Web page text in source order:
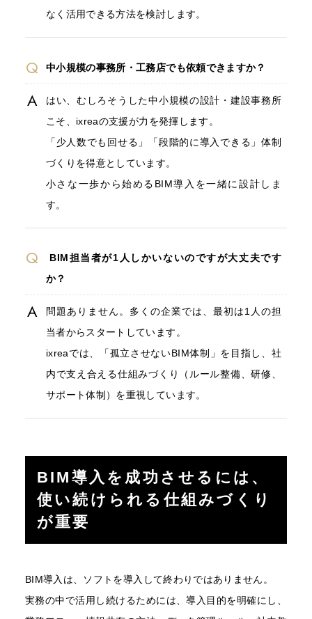
なく活用できる方法を検討します。
中小規模の事務所・工務店でも依頼できますか？
はい、むしろそうした中小規模の設計・建設事務所
こそ、ixreaの支援が力を発揮します。
「少人数でも回せる」「段階的に導入できる」体制
づくりを得意としています。
小さな一歩から始めるBIM導入を一緒に設計しま
す。
BIM担当者が1人しかいないのですが大丈夫です
か？
問題ありません。多くの企業では、最初は1人の担
当者からスタートしています。
ixreaでは、「孤立させないBIM体制」を目指し、社
内で支え合える仕組みづくり（ルール整備、研修、
サポート体制）を重視しています。
BIM導入を成功させるには、
使い続けられる仕組みづくり
が重要
BIM導入は、ソフトを導入して終わりではありません。
実務の中で活用し続けるためには、導入目的を明確にし、